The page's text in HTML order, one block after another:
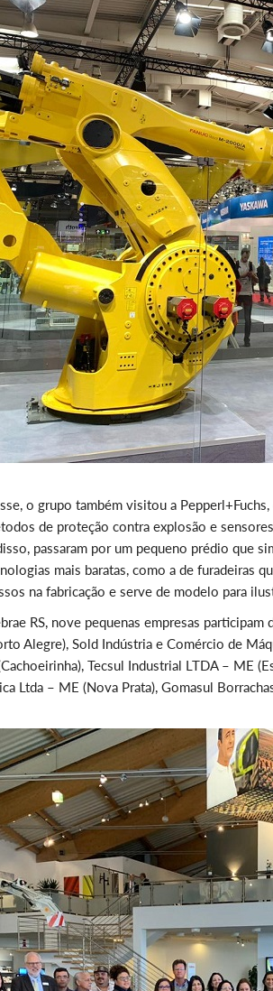
o grupo também visitou a
de proteção contra explosão e
passaram por um pequeno prédio que
mais baratas, como a de furadeiras
na fabricação e serve de modelo para
RS, nove pequenas empresas
Alegre), Sold Indústria e Comércio de
Tecsul Industrial LTDA – ME
Ltda – ME (Nova Prata), Gomasul